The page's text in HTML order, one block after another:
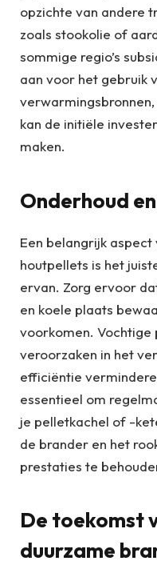
opzichte van andere
zoals stookolie of
sommige regio’s
aan voor het gebruik
kan de initiële
maken.
Onderhoud
Een belangrijk
houtpellets is het
ervan. Zorg ervoor
en koele plaats
voorkomen. Vochtige
veroorzaken in het
efficiëntie
essentieel om
je pelletkachel of -
de brander en het
prestaties te
De toekomst
duurzame